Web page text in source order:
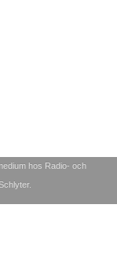
hos Radio- och